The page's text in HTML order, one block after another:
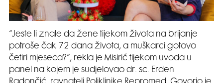
“Jeste li znale da žene tijekom života na brijanje
potroše čak 72 dana života, a muškarci gotovo
četiri mjeseca?”, rekla je Misirić tijekom uvoda u
panel na kojem je sudjelovao dr. sc. Erden